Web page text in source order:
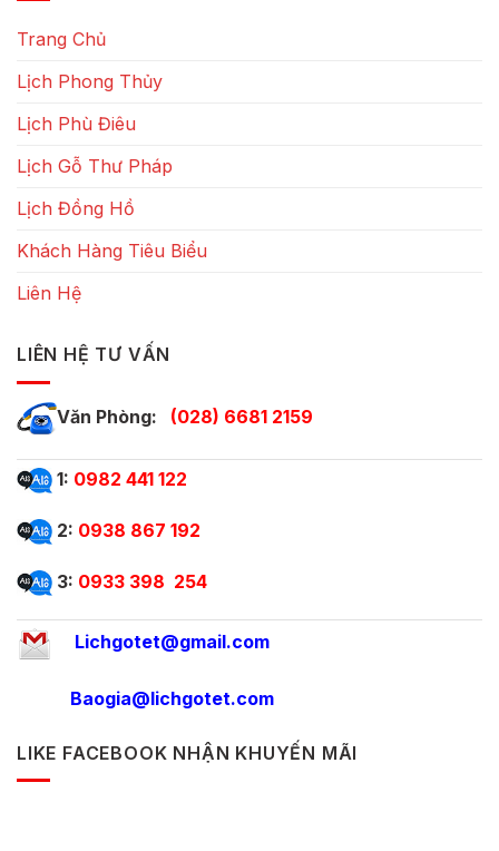
Trang Chủ
Lịch Phong Thủy
Lịch Phù Điêu
Lịch Gỗ Thư Pháp
Lịch Đồng Hồ
Khách Hàng Tiêu Biểu
Liên Hệ
LIÊN HỆ TƯ VẤN
Văn Phòng: (028) 6681 2159
1: 0982 441 122
2: 0938 867 192
3: 0933 398 254
Lichgotet@gmail.com
Baogia@lichgotet.com
LIKE FACEBOOK NHẬN KHUYẾN MÃI